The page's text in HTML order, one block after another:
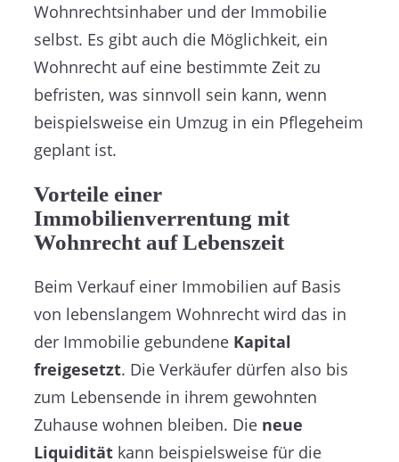
Wohnrechtsinhaber und der Immobilie
selbst. Es gibt auch die Möglichkeit, ein
Wohnrecht auf eine bestimmte Zeit zu
befristen, was sinnvoll sein kann, wenn
beispielsweise ein Umzug in ein Pflegeheim
geplant ist.
Vorteile einer
Immobilienverrentung mit
Wohnrecht auf Lebenszeit
Beim Verkauf einer Immobilien auf Basis
von lebenslangem Wohnrecht wird das in
der Immobilie gebundene Kapital
freigesetzt. Die Verkäufer dürfen also bis
zum Lebensende in ihrem gewohnten
Zuhause wohnen bleiben. Die neue
Liquidität kann beispielsweise für die